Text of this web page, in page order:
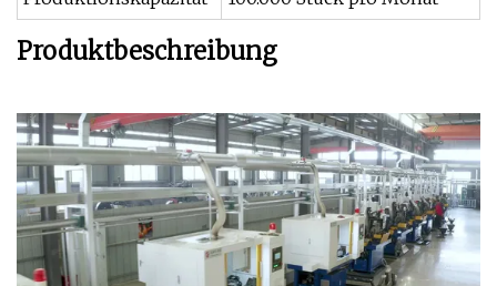
Produktbeschreibung